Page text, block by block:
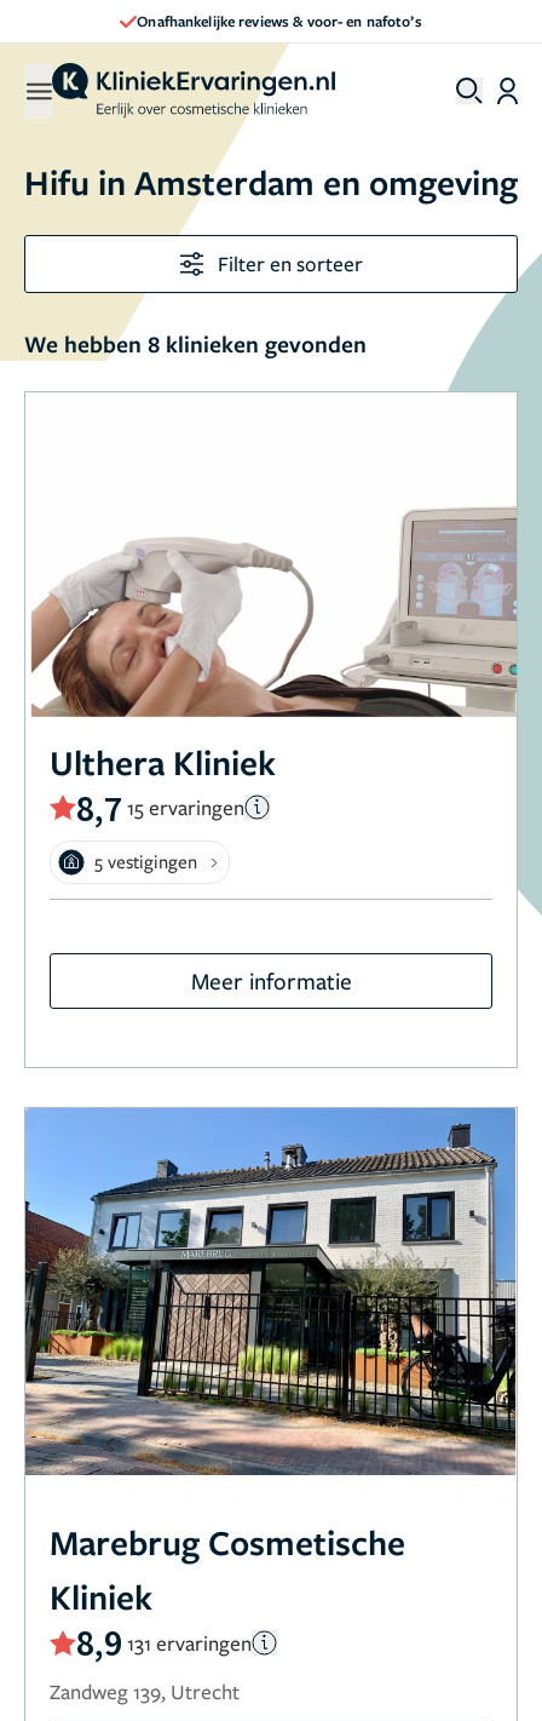
Onafhankelijke reviews & voor- en nafoto’s
Hifu in Amsterdam en omgeving
Filter en sorteer
We hebben 8 klinieken gevonden
Ulthera Kliniek
8,7 15 ervaringen
5 vestigingen
Meer informatie
Marebrug Cosmetische
Kliniek
8,9 131 ervaringen
Zandweg 139, Utrecht